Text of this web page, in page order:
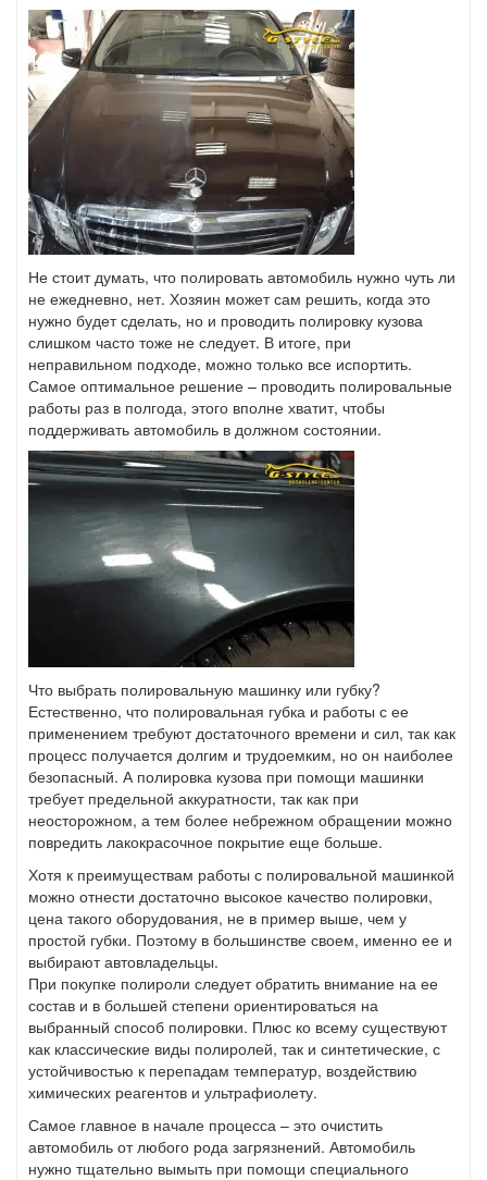
Не стоит думать, что полировать автомобиль нужно чуть ли
не ежедневно, нет. Хозяин может сам решить, когда это
нужно будет сделать, но и проводить полировку кузова
слишком часто тоже не следует. В итоге, при
неправильном подходе, можно только все испортить.
Самое оптимальное решение – проводить полировальные
работы раз в полгода, этого вполне хватит, чтобы
поддерживать автомобиль в должном состоянии.
Что выбрать полировальную машинку или губку?
Естественно, что полировальная губка и работы с ее
применением требуют достаточного времени и сил, так как
процесс получается долгим и трудоемким, но он наиболее
безопасный. А полировка кузова при помощи машинки
требует предельной аккуратности, так как при
неосторожном, а тем более небрежном обращении можно
повредить лакокрасочное покрытие еще больше.
Хотя к преимуществам работы с полировальной машинкой
можно отнести достаточно высокое качество полировки,
цена такого оборудования, не в пример выше, чем у
простой губки. Поэтому в большинстве своем, именно ее и
выбирают автовладельцы.
При покупке полироли следует обратить внимание на ее
состав и в большей степени ориентироваться на
выбранный способ полировки. Плюс ко всему существуют
как классические виды полиролей, так и синтетические, с
устойчивостью к перепадам температур, воздействию
химических реагентов и ультрафиолету.
Самое главное в начале процесса – это очистить
автомобиль от любого рода загрязнений. Автомобиль
нужно тщательно вымыть при помощи специального